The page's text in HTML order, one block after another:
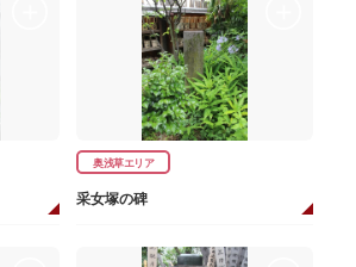
奥浅草エリア
采女塚の碑